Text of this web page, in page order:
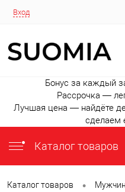
Вход
Бонус за каждый
Рассрочка —
Лучшая цена — найдёте
сделаем
Каталог товаров
Каталог товаров •